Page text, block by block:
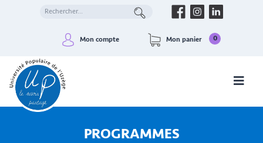
Mon compte Mon panier 0
PROGRAMMES